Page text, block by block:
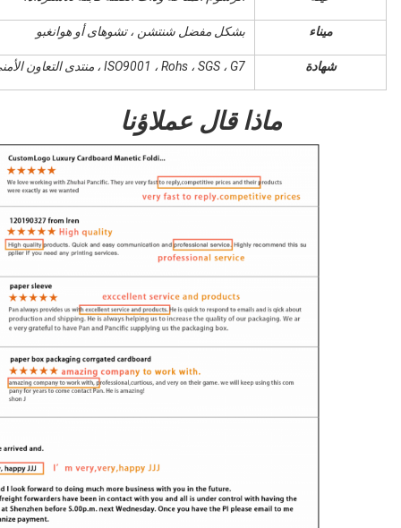
ميناء بشكل مفضل شنتشن ، تشوهاى أو هوانغبو
شهادة ISO9001 ، Rohs ، SGS ، G7 ، منتدى التعاون الأمني
ماذا قال عملاؤنا